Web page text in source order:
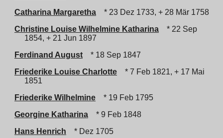
Catharina Margaretha
* 23 Dez 1733, + 28 Mär 1758
Christine Louise Wilhelmine Katharina
* 22 Sep
1854, + 21 Jun 1897
Ferdinand August
* 18 Sep 1847
Friederike Louise Charlotte
* 7 Feb 1821, + 17 Mai
1851
Friederike Wilhelmine
* 19 Feb 1795
Georgine Katharina
* 9 Feb 1848
Hans Henrich
* Dez 1705